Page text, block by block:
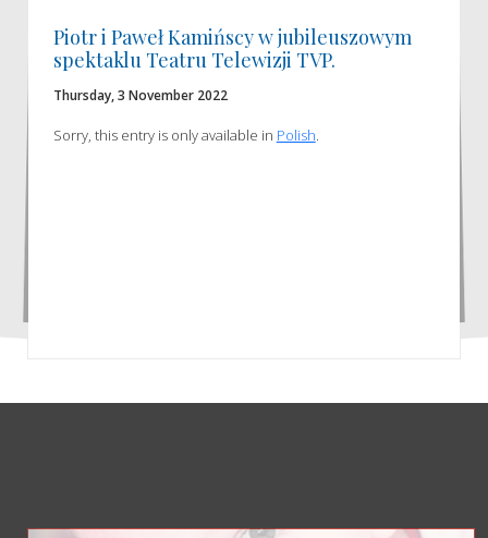
Piotr i Paweł Kamińscy w jubileuszowym
spektaklu Teatru Telewizji TVP.
Thursday, 3 November 2022
Sorry, this entry is only available in Polish.